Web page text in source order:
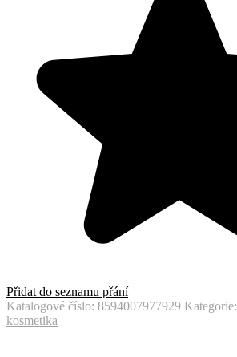
Přidat do seznamu přání
Katalogové číslo: 8594007977929 Kategorie:
kosmetika